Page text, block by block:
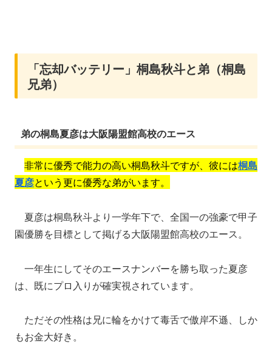
「忘却バッテリー」桐島秋斗と弟（桐島
兄弟）
弟の桐島夏彦は大阪陽盟館高校のエース
非常に優秀で能力の高い桐島秋斗ですが、彼には桐島
夏彦という更に優秀な弟がいます。
夏彦は桐島秋斗より一学年下で、全国一の強豪で甲子
園優勝を目標として掲げる大阪陽盟館高校のエース。
一年生にしてそのエースナンバーを勝ち取った夏彦
は、既にプロ入りが確実視されています。
ただその性格は兄に輪をかけて毒舌で傲岸不遜、しか
もお金大好き。